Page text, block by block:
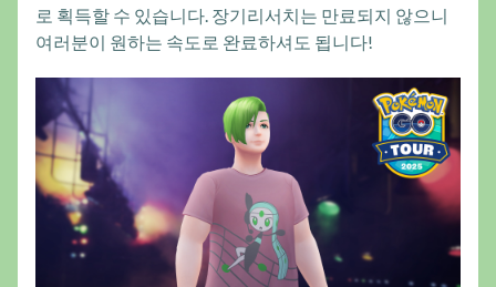
로 획득할 수 있습니다. 장기리서치는 만료되지 않으니
여러분이 원하는 속도로 완료하셔도 됩니다!